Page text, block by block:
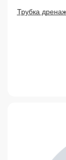
Трубка